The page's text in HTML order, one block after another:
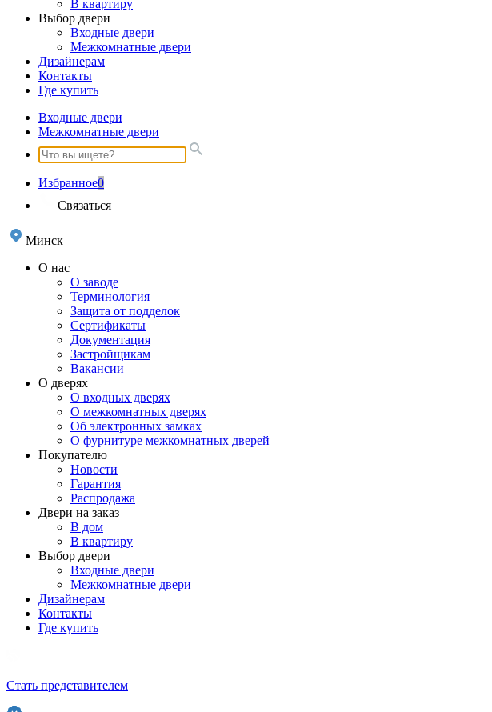
В квартиру
Выбор двери
Входные двери
Межкомнатные двери
Дизайнерам
Контакты
Где купить
Входные двери
Межкомнатные двери
Избранное0
Связаться
Минск
О нас
О заводе
Терминология
Защита от подделок
Сертификаты
Документация
Застройщикам
Вакансии
О дверях
О входных дверях
О межкомнатных дверях
Об электронных замках
О фурнитуре межкомнатных дверей
Покупателю
Новости
Гарантия
Распродажа
Двери на заказ
В дом
В квартиру
Выбор двери
Входные двери
Межкомнатные двери
Дизайнерам
Контакты
Где купить
Стать представителем